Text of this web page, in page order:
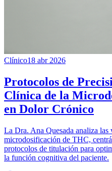
Clínico18 abr 2026
Protocolos de
Clínica de la
en Dolor Crónico
La Dra. Ana Quesada analiza las
microdosificación de THC,
protocolos de titulación para
la función cognitiva del paciente.